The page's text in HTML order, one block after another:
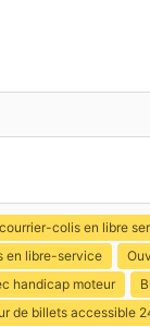
colis en libre
en libre-service
handicap moteur
de billets accessible